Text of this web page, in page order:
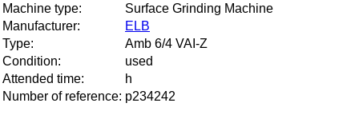
Machine type:
Surface Grinding Machine
Manufacturer:
ELB
Type:
Amb 6/4 VAI-Z
Condition:
used
Attended time:
h
Number of reference: p234242